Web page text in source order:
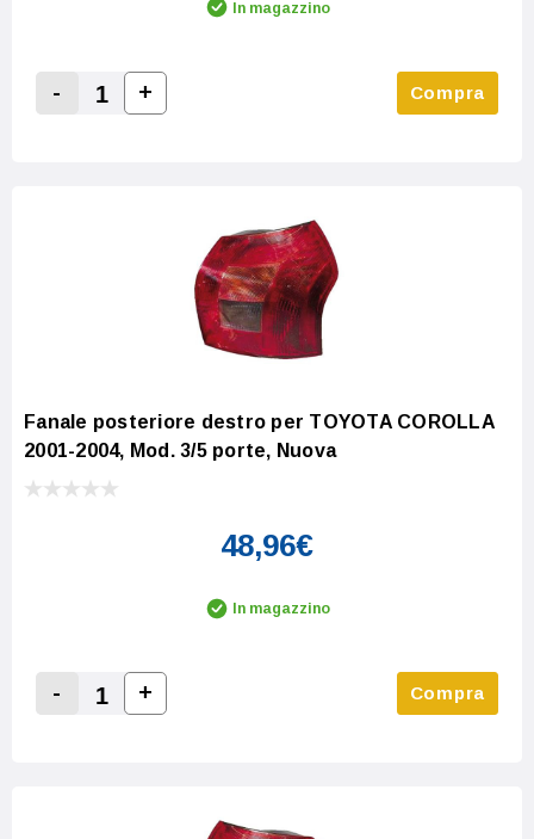
In magazzino
Decrease Quantity:
-
Increase Quantity:
+ Compra
Fanale posteriore destro per TOYOTA COROLLA
2001-2004, Mod. 3/5 porte, Nuova
48,96€
In magazzino
Decrease Quantity:
-
Increase Quantity:
+ Compra